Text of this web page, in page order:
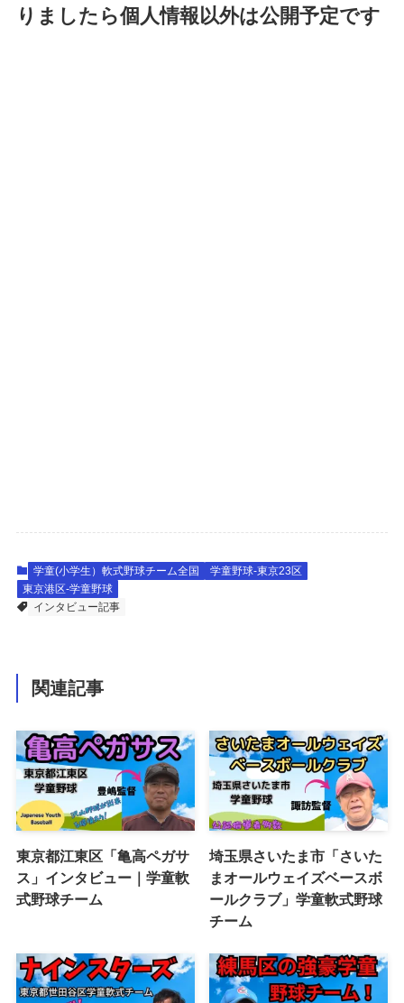
りましたら個人情報以外は公開予定です
学童(小学生）軟式野球チーム全国
学童野球-東京23区
東京港区-学童野球
インタビュー記事
関連記事
東京都江東区「亀高ペガサ
ス」インタビュー｜学童軟
式野球チーム
埼玉県さいたま市「さいた
まオールウェイズベースボ
ールクラブ」学童軟式野球
チーム